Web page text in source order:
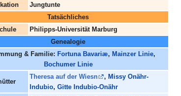
Jungtunte
Tatsächliches
Philipps-Universität Marburg
Genealogie
& Familie: Fortuna Bavariæ, Mainzer Linie,
Bochumer Linie
Theresa auf der Wiesn ,Missy Onähr-
Indubio, Gitte Indubio-Onähr